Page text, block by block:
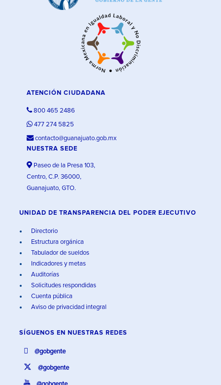
ATENCIÓN CIUDADANA
800 465 2486
477 274 5825
contacto@guanajuato.gob.mx
NUESTRA SEDE
Paseo de la Presa 103,
Centro, C.P. 36000,
Guanajuato, GTO.
UNIDAD DE TRANSPARENCIA DEL PODER EJECUTIVO
Directorio
Estructura orgánica
Tabulador de sueldos
Indicadores y metas
Auditorías
Solicitudes respondidas
Cuenta pública
Aviso de privacidad integral
SÍGUENOS EN NUESTRAS REDES
@gobgente
@gobgente